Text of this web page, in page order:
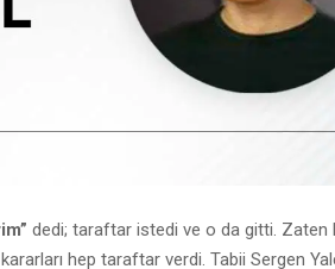
dedi; taraftar istedi ve o da gitti. Zaten
hep taraftar verdi. Tabii Sergen